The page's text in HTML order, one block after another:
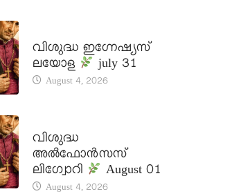
വിശുദ്ധ ഇഗ്നേഷ്യസ്
ലയോള
july 31
August 4, 2026
വിശുദ്ധ
അൽഫോൻസസ്
ലിഗ്വോറി
August 01
August 4, 2026